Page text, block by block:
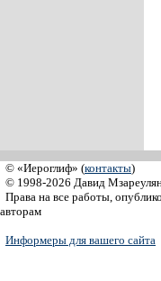
© «Иероглиф» (контакты)
© 1998-2026 Давид
Права на все работы,
авторам
Информеры для вашего сайта